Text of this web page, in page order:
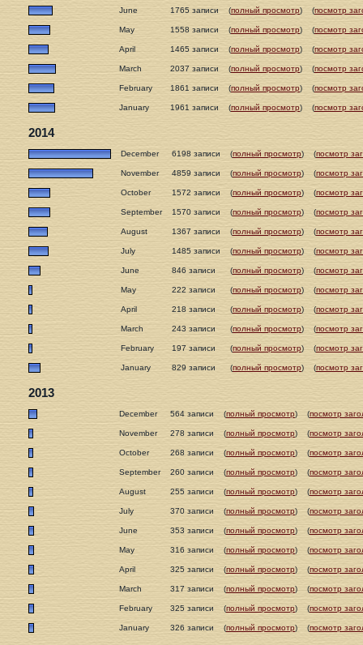
June 1765 записи (полный просмотр) (посмотр
May 1558 записи (полный просмотр) (посмотр
April 1465 записи (полный просмотр) (посмотр
March 2037 записи (полный просмотр) (посмотр
February 1861 записи (полный просмотр) (посмотр
January 1961 записи (полный просмотр) (посмотр
2014
December 6198 записи (полный просмотр) (посмотр
November 4859 записи (полный просмотр) (посмотр
October 1572 записи (полный просмотр) (посмотр
September 1570 записи (полный просмотр) (посмотр
August 1367 записи (полный просмотр) (посмотр
July 1485 записи (полный просмотр) (посмотр
June 846 записи (полный просмотр) (посмотр
May 222 записи (полный просмотр) (посмотр
April 218 записи (полный просмотр) (посмотр
March 243 записи (полный просмотр) (посмотр
February 197 записи (полный просмотр) (посмотр
January 829 записи (полный просмотр) (посмотр
2013
December 564 записи (полный просмотр) (посмотр
November 278 записи (полный просмотр) (посмотр
October 268 записи (полный просмотр) (посмотр
September 260 записи (полный просмотр) (посмотр
August 255 записи (полный просмотр) (посмотр
July 370 записи (полный просмотр) (посмотр
June 353 записи (полный просмотр) (посмотр
May 316 записи (полный просмотр) (посмотр
April 325 записи (полный просмотр) (посмотр
March 317 записи (полный просмотр) (посмотр
February 325 записи (полный просмотр) (посмотр
January 326 записи (полный просмотр) (посмотр